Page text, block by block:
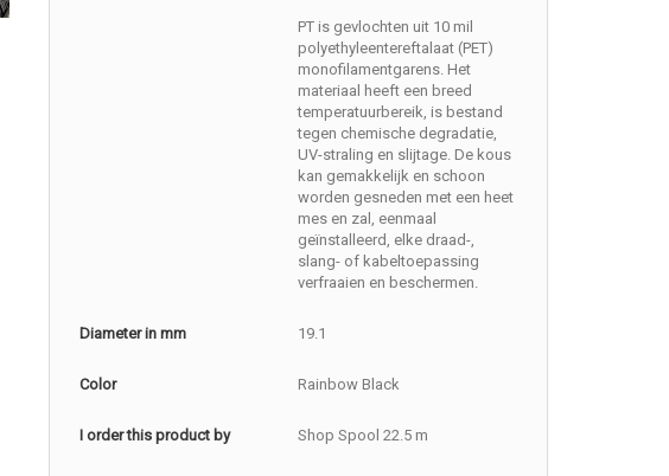
PT is gevlochten uit 10 mil
polyethyleentereftalaat (PET)
monofilamentgarens. Het
materiaal heeft een breed
temperatuurbereik, is bestand
tegen chemische degradatie,
UV-straling en slijtage. De kous
kan gemakkelijk en schoon
worden gesneden met een heet
mes en zal, eenmaal
geïnstalleerd, elke draad-,
slang- of kabeltoepassing
verfraaien en beschermen.
Diameter in mm 19.1
Color Rainbow Black
I order this product by Shop Spool 22.5 m